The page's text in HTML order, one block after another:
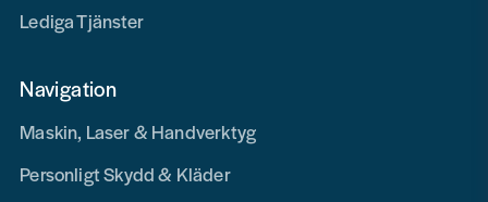
Lediga Tjänster
Navigation
Maskin, Laser & Handverktyg
Personligt Skydd & Kläder